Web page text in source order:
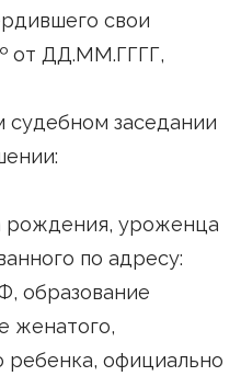
свои
от ДД.ММ.ГГГГ,
судебном заседании
уроженца
по адресу:
образование
женатого,
официально